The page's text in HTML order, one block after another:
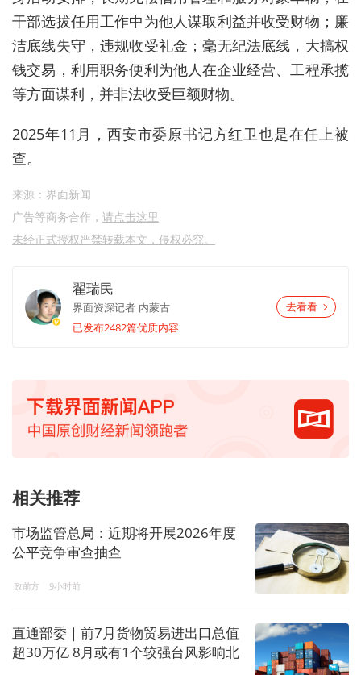
干部选拔任用工作中为他人谋取利益并收受财物；廉
洁底线失守，违规收受礼金；毫无纪法底线，大搞权
钱交易，利用职务便利为他人在企业经营、工程承揽
等方面谋利，并非法收受巨额财物。
2025年11月，西安市委原书记方红卫也是在任上被
查。
来源：界面新闻
广告等商务合作， 请点击这里
未经正式授权严禁转载本文，侵权必究。
翟瑞民
界面资深记者 内蒙古
已发布2482篇优质内容
去看看
相关推荐
市场监管总局：近期将开展2026年度
公平竞争审查抽查
政前方 9小时前
直通部委｜前7月货物贸易进出口总值
超30万亿 8月或有1个较强台风影响北